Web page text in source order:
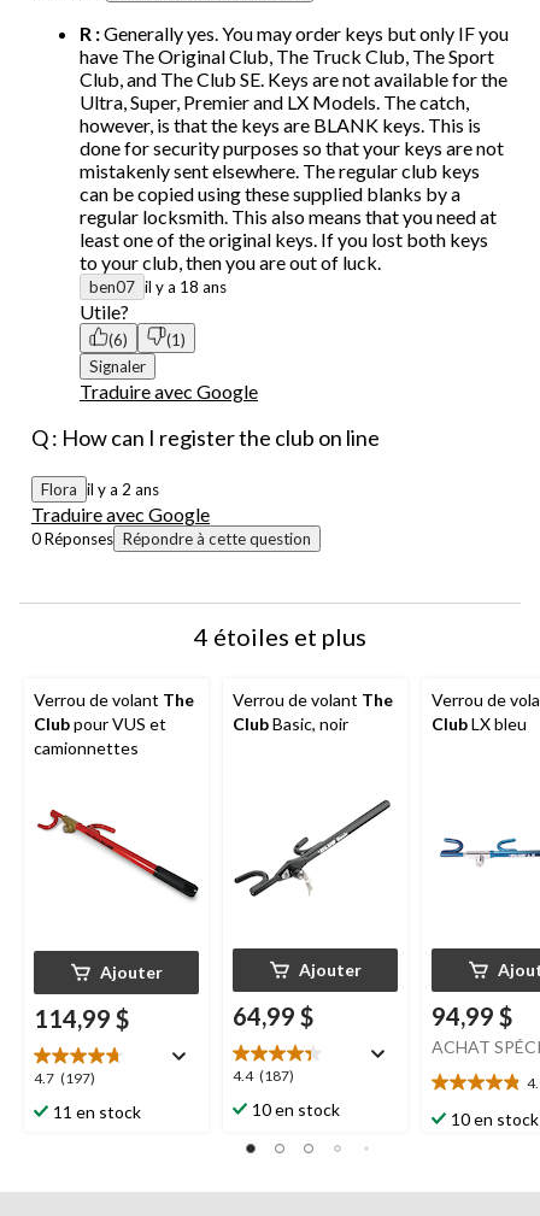
R :Generally yes. You may order keys but only IF you
have The Original Club, The Truck Club, The Sport
Club, and The Club SE. Keys are not available for the
Ultra, Super, Premier and LX Models. The catch,
however, is that the keys are BLANK keys. This is
done for security purposes so that your keys are not
mistakenly sent elsewhere. The regular club keys
can be copied using these supplied blanks by a
regular locksmith. This also means that you need at
least one of the original keys. If you lost both keys
to your club, then you are out of luck.
ben07 il y a 18 ans
Utile?
(6)
(1)
Signaler
Traduire avec Google
Q : How can I register the club on line
Flora il y a 2 ans
Traduire avec Google
0 Réponses Répondre à cette question
4 étoiles et plus
Verrou de volant The
Clubpour VUS et
camionnettes
Ajouter
114,99 $
4.7 (197)
4.7
étoile(s)
sur
évaluations
11 en stock
Verrou de volant The
ClubBasic, noir
Ajouter
64,99 $
4.4 (187)
4.4
étoile(s)
sur
5.
évaluations
10 en stock
Verrou de
ClubLX bleu
94,99 $
ACHAT
4.9
étoile(s)
10 en stock